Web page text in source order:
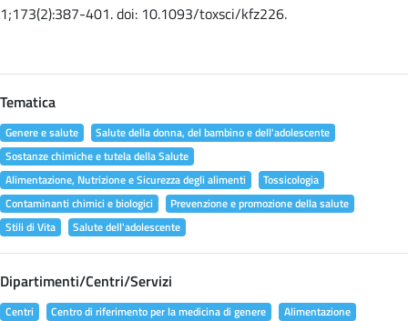
1;173(2):387-401. doi: 10.1093/toxsci/kfz226.
Tematica
Genere e salute
Salute della donna, del bambino e dell'adolescente
Sostanze chimiche e tutela della Salute
Alimentazione, Nutrizione e Sicurezza degli alimenti
Tossicologia
Contaminanti chimici e biologici
Prevenzione e promozione della salute
Stili di Vita
Salute dell'adolescente
Dipartimenti/Centri/Servizi
Centri Centro di riferimento per la medicina di genere
Alimentazione